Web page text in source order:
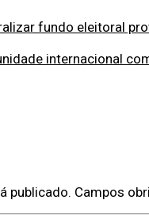
fundo eleitoral
internacional
publicado. Campos